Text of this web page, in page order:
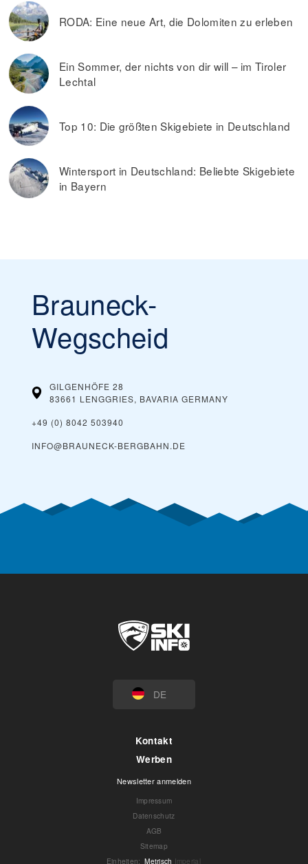
RODA: Eine neue Art, die Dolomiten zu erleben
Ein Sommer, der nichts von dir will – im Tiroler
Lechtal
Top 10: Die größten Skigebiete in Deutschland
Wintersport in Deutschland: Beliebte Skigebiete
in Bayern
Brauneck-
Wegscheid
GILGENHÖFE 28
83661 LENGGRIES, BAVARIA GERMANY
+49 (0) 8042 503940
INFO@BRAUNECK-BERGBAHN.DE
DE
Kontakt
Werben
Newsletter anmelden
Impressum
Datenschutz
AGB
Sitemap
Einheiten: Metrisch Imperial